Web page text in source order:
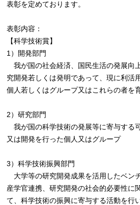
表彰を定めております。
表彰内容：
【科学技術賞】
1）開発部門
我が国の社会経済、国民生活の発展向
究開発若しくは発明であって、現に利活
個人若しくはグループ又はこれらの者を
2）研究部門
我が国の科学技術の発展等に寄与する
又は開発を行った個人又はグループ
3）科学技術振興部門
大学等の研究開発成果を活用したベン
産学官連携、研究開発の社会的必要性に
て、科学技術の振興に寄与する活動を行